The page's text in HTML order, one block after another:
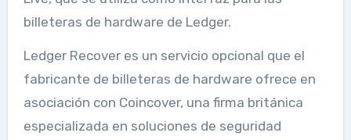
billeteras de hardware de Ledger.
Ledger Recover es un servicio opcional que el
fabricante de billeteras de hardware ofrece en
asociación con Coincover, una firma británica
especializada en soluciones de seguridad